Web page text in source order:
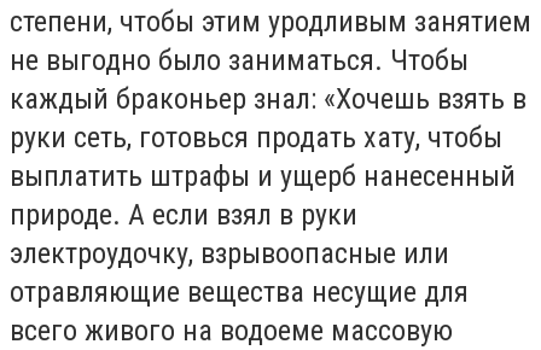
степени, чтобы этим уродливым занятием
не выгодно было заниматься. Чтобы
каждый браконьер знал: «Хочешь взять в
руки сеть, готовься продать хату, чтобы
выплатить штрафы и ущерб нанесенный
природе. А если взял в руки
электроудочку, взрывоопасные или
отравляющие вещества несущие для
всего живого на водоеме массовую